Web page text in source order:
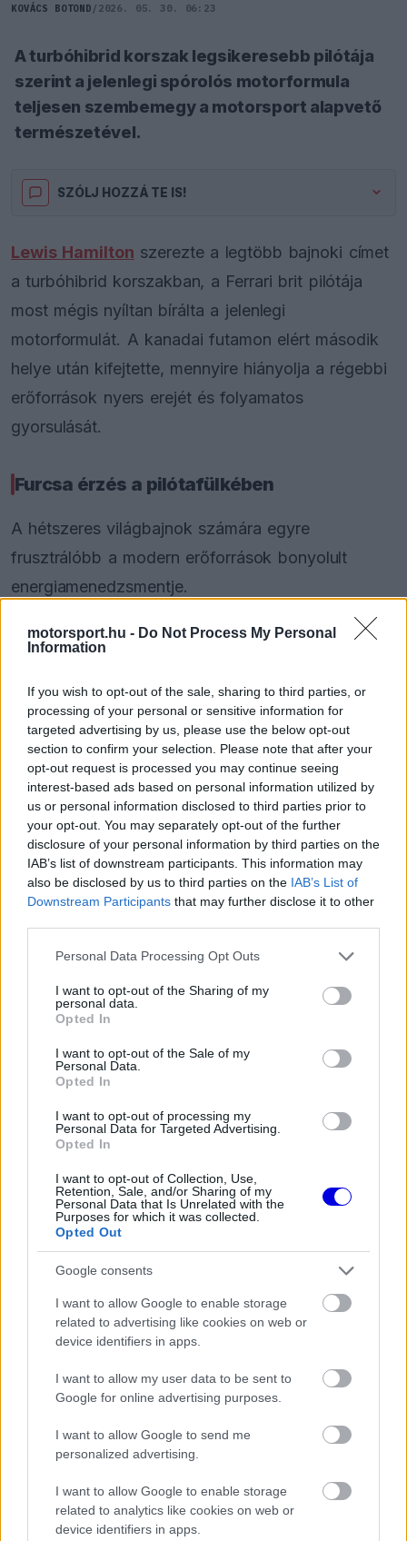
motorsport.hu - Do Not Process My Personal
Information
If you wish to opt-out of the sale, sharing to third parties, or
processing of your personal or sensitive information for
targeted advertising by us, please use the below opt-out
section to confirm your selection. Please note that after your
opt-out request is processed you may continue seeing
interest-based ads based on personal information utilized by
us or personal information disclosed to third parties prior to
your opt-out. You may separately opt-out of the further
disclosure of your personal information by third parties on the
IAB’s list of downstream participants. This information may
also be disclosed by us to third parties on the IAB’s List of
Downstream Participants that may further disclose it to other
Please note that this website/app uses one or more Google
not limited to your visit or usage behaviour. You may click to
grant or deny consent to Google and its third-party tags to
use your data for below specified purposes in below Google
consent section.
Personal Data Processing Opt Outs
I want to opt-out of the Sharing of my
personal data.
Opted In
I want to opt-out of the Sale of my
Personal Data.
Opted In
I want to opt-out of processing my
Personal Data for Targeted Advertising.
Opted In
I want to opt-out of Collection, Use,
Retention, Sale, and/or Sharing of my
Personal Data that Is Unrelated with the
Purposes for which it was collected.
Opted Out
Google consents
I want to allow Google to enable storage
related to advertising like cookies on web or
device identifiers in apps.
I want to allow my user data to be sent to
Google for online advertising purposes.
I want to allow Google to send me
personalized advertising.
I want to allow Google to enable storage
related to analytics like cookies on web or
device identifiers in apps.
KOVÁCS BOTOND / 2026. 05. 30. 06:23
A turbóhibrid korszak legsikeresebb pilótája
szerint a jelenlegi spórolós motorformula
teljesen szembemegy a motorsport alapvető
természetével.
SZÓLJ HOZZÁ TE IS!
Lewis Hamilton szerezte a legtöbb bajnoki címet
a turbóhibrid korszakban, a Ferrari brit pilótája
most mégis nyíltan bírálta a jelenlegi
motorformulát. A kanadai futamon elért második
helye után kifejtette, mennyire hiányolja a régebbi
erőforrások nyers erejét és folyamatos
gyorsulását.
Furcsa érzés a pilótafülkében
A hétszeres világbajnok számára egyre
frusztrálóbb a modern erőforrások bonyolult
energiamenedzsmentje.
Player
loading.
is
a
modal
window.
is not supported.
„Egyáltalán nem természetes ez a folyamat, sőt,
kifejezetten furcsa érzés. Visszaveszed a gázt,
egyenes felénél hirtelen elfogy az erő, a
fordulatszám pedig esni kezd” – fogalmazott a
brit versenyző.
EZEKET IS AJÁNLJUK
Ferrari Lewis Hamilton miatt
üres csekket kellene adnia
Verstappennek
FORMA-1
Fontos kulcsembert csábított át
riválisától a Red Bull
„A motorsportnak nem ilyennek kellene lennie. A
motornak a legnagyobb hangerőn kellene